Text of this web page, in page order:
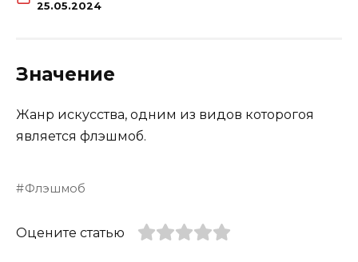
25.05.2024
Значение
Жанр искусства, одним из видов которогоя
является флэшмоб.
Флэшмоб
Оцените статью